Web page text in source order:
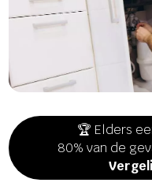
🏆 Elders
80% van de